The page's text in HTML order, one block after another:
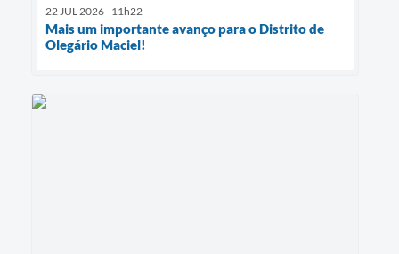
22 JUL 2026 - 11h22
Mais um importante avanço para o Distrito de
Olegário Maciel!